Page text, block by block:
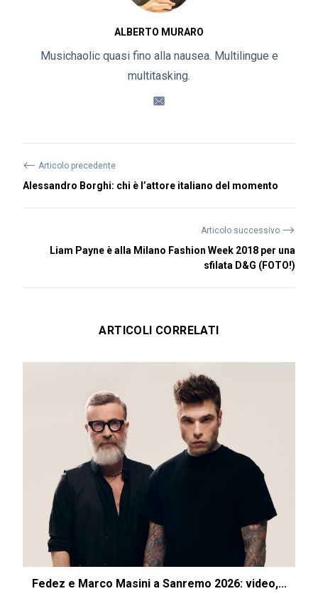
ALBERTO MURARO
Musichaolic quasi fino alla nausea. Multilingue e
multitasking.
⟵ Articolo precedente
Alessandro Borghi: chi è l’attore italiano del momento
Articolo successivo ⟶
Liam Payne è alla Milano Fashion Week 2018 per una
sfilata D&G (FOTO!)
ARTICOLI CORRELATI
Fedez e Marco Masini a Sanremo 2026: video,...